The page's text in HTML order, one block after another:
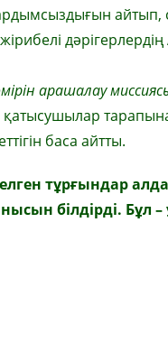
айтып,
арашалау
баса айтты.
тұрғындар
білдірді. Бұл